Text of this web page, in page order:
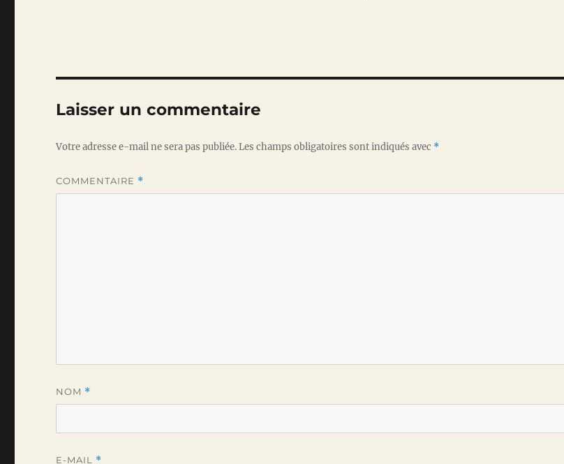
Laisser un commentaire
Votre adresse e-mail ne sera pas publiée.Les champs obligatoires sont indiqués avec *
COMMENTAIRE *
NOM *
E-MAIL *